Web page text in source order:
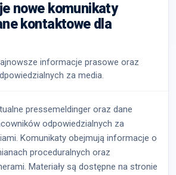
nowe komunikaty
kontaktowe dla
informacje prasowe oraz
za media.
pressemeldinger oraz dane
odpowiedzialnych za
Komunikaty obejmują informacje o
proceduralnych oraz
Materiały są dostępne na stronie